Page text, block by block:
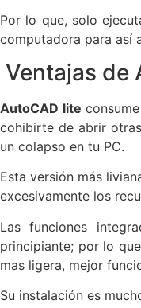
Por lo que, solo
computadora para así
Ventajas de
AutoCAD lite
cohibirte de abrir
un colapso en tu PC.
Esta versión más
excesivamente los
Las funciones
principiante; por lo
mas ligera, mejor
Su instalación es